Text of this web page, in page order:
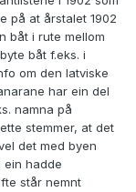
på at årstalet 1902
båt i rute mellom
båt f.eks. i
om den latviske
har ein del
namna på
stemmer, at det
det med byen
ein hadde
står nemnt